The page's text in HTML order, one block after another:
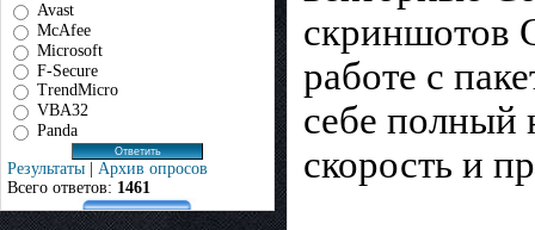
Avast
McAfee
Microsoft
F-Secure
TrendMicro
VBA32
Panda
Результаты | Архив опросов
Всего ответов: 1461
скриншотов
работе с
себе полный
скорость и